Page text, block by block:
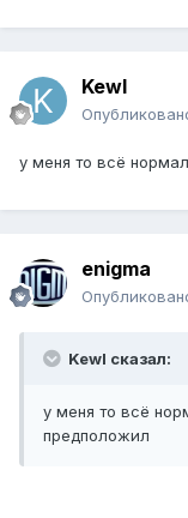
Kewl
у меня то всё
enigma
Kewl сказал:
у меня то всё
предположил